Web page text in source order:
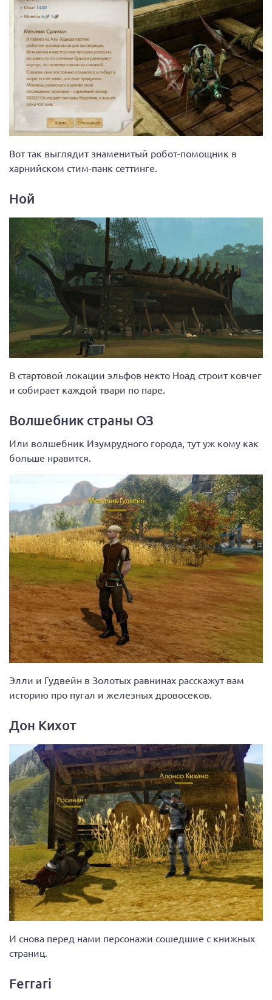
Вот так выглядит знаменитый робот-помощник в
харнийском стим-панк сеттинге.
Ной
В стартовой локации эльфов некто Ноад строит ковчег
и собирает каждой твари по паре.
Волшебник страны ОЗ
Или волшебник Изумрудного города, тут уж кому как
больше нравится.
Элли и Гудвейн в Золотых равнинах расскажут вам
историю про пугал и железных дровосеков.
Дон Кихот
И снова перед нами персонажи сошедшие с книжных
страниц.
Ferrari